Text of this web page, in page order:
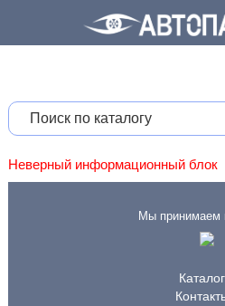
Неверный информационный блок
Мы принимаем
Каталог